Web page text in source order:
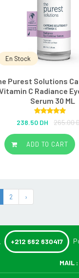
En Stock
Purest Solutions
C Radiance
Serum 30 ML
Rated5.00
out of 5
238.50 DH 265.00
ADD TO CART
2 ›
+212 662 630417
MAIL :